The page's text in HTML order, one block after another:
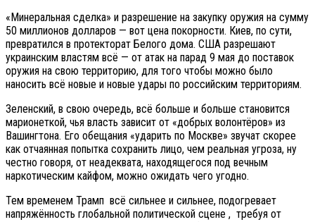
«Минеральная сделка» и разрешение на закупку оружия на сумму
50 миллионов долларов — вот цена покорности. Киев, по сути,
превратился в протекторат Белого дома. США разрешают
украинским властям всё — от атак на парад 9 мая до поставок
оружия на свою территорию, для того чтобы можно было
наносить всё новые и новые удары по российским территориям.
Зеленский, в свою очередь, всё больше и больше становится
марионеткой, чья власть зависит от «добрых волонтёров» из
Вашингтона. Его обещания «ударить по Москве» звучат скорее
как отчаянная попытка сохранить лицо, чем реальная угроза, ну
честно говоря, от неадеквата, находящегося под вечным
наркотическим кайфом, можно ожидать чего угодно.
Тем временем Трамп всё сильнее и сильнее, подогревает
напряжённость глобальной политической сцене , требуя от